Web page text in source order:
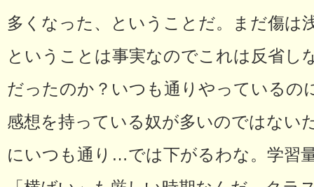
多くなった、ということだ。まだ傷は
ということは事実なのでこれは反省し
だったのか？いつも通りやっているの
感想を持っている奴が多いのではない
にいつも通り…では下がるわな。学習